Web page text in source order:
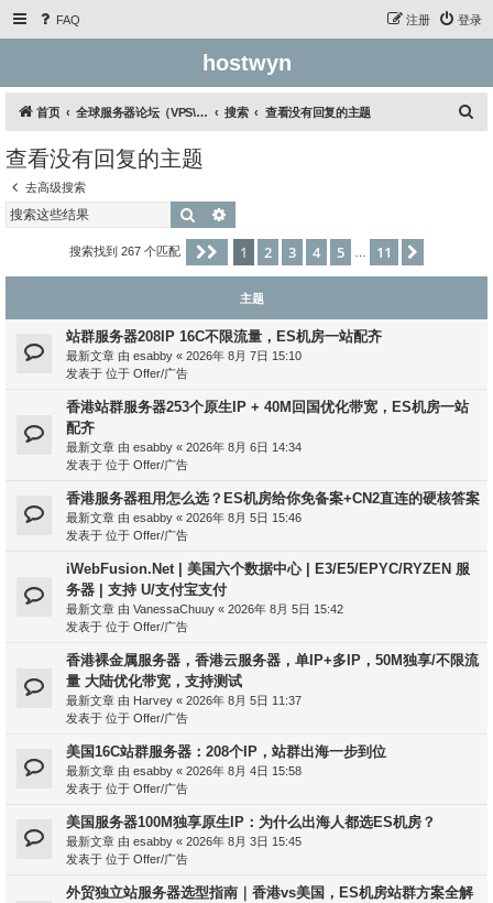
FAQ 登录
注册
hostwyn
首页 全球服务器论坛（VPS\云服务器\独立服务器） 搜索 查看没有回复的主题
查看没有回复的主题
去高级搜索
搜索
搜索找到 267 个匹配 分页：1 11
1 2 3 4 5 11
主题
站群服务器208IP 16C不限流量，ES机房一站配齐
最新文章 由 esabby « 2026年 8月 7日 15:10
发表于 位于 Offer/广告
香港站群服务器253个原生IP + 40M回国优化带宽，ES机房一站
配齐
最新文章 由 esabby « 2026年 8月 6日 14:34
发表于 位于 Offer/广告
香港服务器租用怎么选？ES机房给你免备案+CN2直连的硬核答案
最新文章 由 esabby « 2026年 8月 5日 15:46
发表于 位于 Offer/广告
iWebFusion.Net | 美国六个数据中心 | E3/E5/EPYC/RYZEN 服
务器 | 支持 U/支付宝支付
最新文章 由 VanessaChuuy « 2026年 8月 5日 15:42
发表于 位于 Offer/广告
香港裸金属服务器，香港云服务器，单IP+多IP，50M独享/不限流
量 大陆优化带宽，支持测试
最新文章 由 Harvey « 2026年 8月 5日 11:37
发表于 位于 Offer/广告
美国16C站群服务器：208个IP，站群出海一步到位
最新文章 由 esabby « 2026年 8月 4日 15:58
发表于 位于 Offer/广告
美国服务器100M独享原生IP：为什么出海人都选ES机房？
最新文章 由 esabby « 2026年 8月 3日 15:45
发表于 位于 Offer/广告
外贸独立站服务器选型指南｜香港vs美国，ES机房站群方案全解